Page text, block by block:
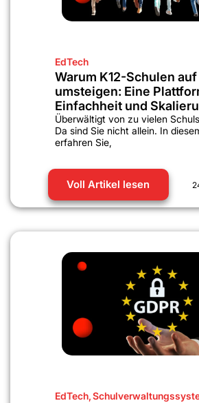
EdTech
Warum K12-Schulen
umsteigen: Eine
Einfachheit und
Überwältigt von zu vielen
Da sind Sie nicht allein. In
erfahren Sie,
Voll Artikel lesen
EdTech,